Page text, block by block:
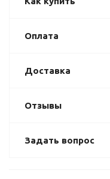
Оплата
Доставка
Отзывы
Задать вопрос